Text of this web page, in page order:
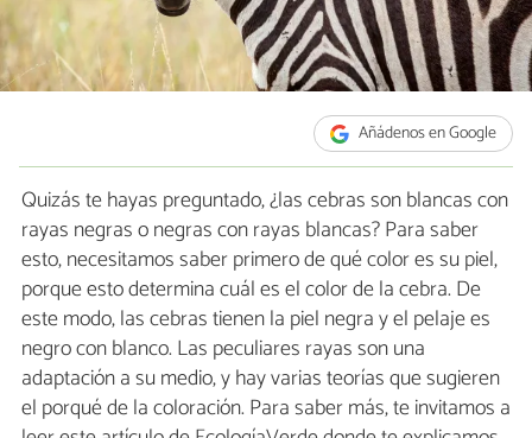
Añádenos en Google
Quizás te hayas preguntado, ¿las cebras son blancas con
rayas negras o negras con rayas blancas? Para saber
esto, necesitamos saber primero de qué color es su piel,
porque esto determina cuál es el color de la cebra. De
este modo, las cebras tienen la piel negra y el pelaje es
negro con blanco. Las peculiares rayas son una
adaptación a su medio, y hay varias teorías que sugieren
el porqué de la coloración. Para saber más, te invitamos a